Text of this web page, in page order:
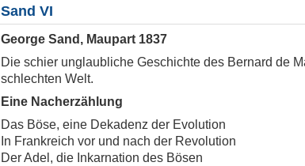
Sand VI
George Sand, Maupart 1837
Die schier unglaubliche Geschichte des Bernard de
schlechten Welt.
Eine Nacherzählung
Das Böse, eine Dekadenz der Evolution
In Frankreich vor und nach der Revolution
Der Adel, die Inkarnation des Bösen